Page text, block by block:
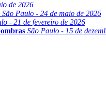
de 2026
São Paulo - 24 de maio de 2026
- 21 de fevereiro de 2026
São Paulo - 15 de